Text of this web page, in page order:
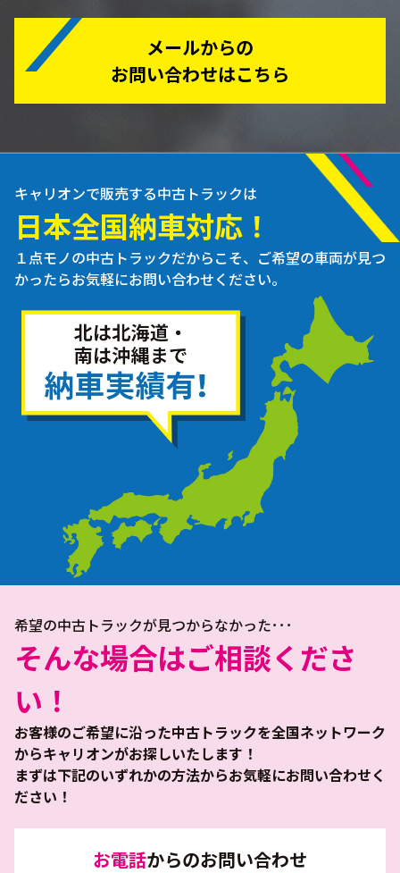
メールからの
お問い合わせはこちら
キャリオンで販売する中古トラックは
日本全国納車対応！
１点モノの中古トラックだからこそ、ご希望の車両が見つ
かったらお気軽にお問い合わせください。
希望の中古トラックが見つからなかった･･･
そんな場合はご相談くださ
い！
お客様のご希望に沿った中古トラックを全国ネットワーク
からキャリオンがお探しいたします！
まずは下記のいずれかの方法からお気軽にお問い合わせく
ださい！
お電話からのお問い合わせ